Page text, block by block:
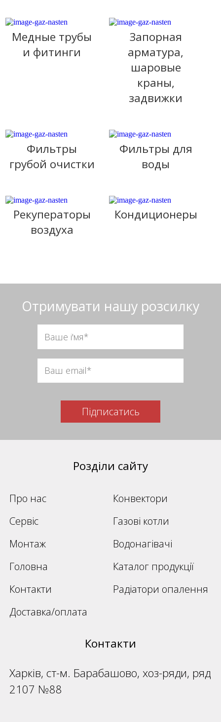
Медные трубы
и фитинги
Запорная
арматура,
шаровые
краны,
задвижки
Фильтры
грубой очистки
Фильтры для
воды
Рекуператоры
воздуха
Кондиционеры
Отримувати нашу розсилку
Підписатись
Розділи сайту
Про нас
Конвектори
Сервіс
Газові котли
Монтаж
Водонагівачі
Головна
Каталог продукції
Контакти
Радіатори опалення
Доставка/оплата
Контакти
Харків, ст-м. Барабашово, хоз-ряди, ряд
2107 №88